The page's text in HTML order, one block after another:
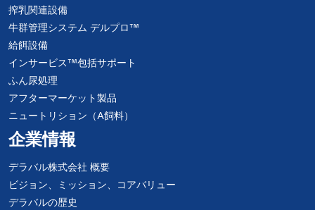
搾乳関連設備
牛群管理システム デルプロ™
給餌設備
インサービス™包括サポート
ふん尿処理
アフターマーケット製品
ニュートリション（A飼料）
企業情報
デラバル株式会社 概要
ビジョン、ミッション、コアバリュー
デラバルの歴史